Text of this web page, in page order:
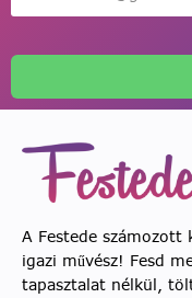
A Festede számozott
igazi művész! Fesd
tapasztalat nélkül,